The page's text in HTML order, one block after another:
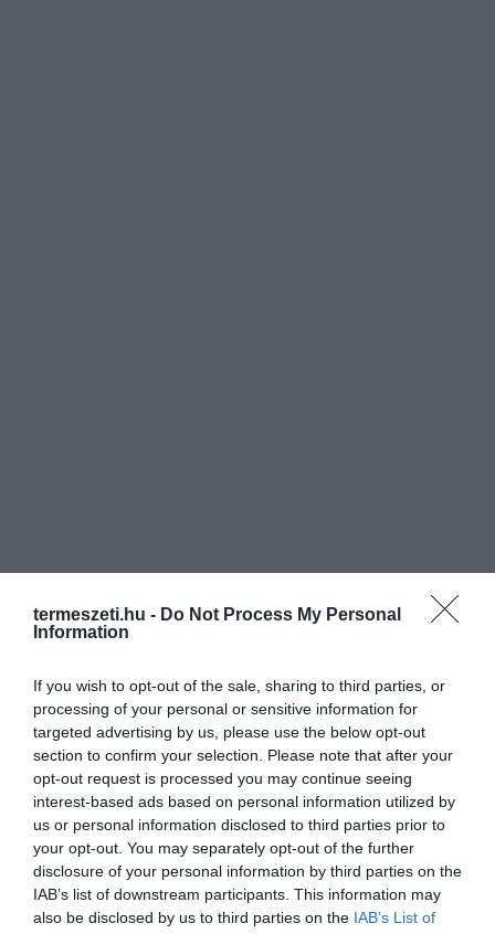
termeszeti.hu - Do Not Process My Personal
Information
If you wish to opt-out of the sale, sharing to third parties, or
processing of your personal or sensitive information for
targeted advertising by us, please use the below opt-out
section to confirm your selection. Please note that after your
opt-out request is processed you may continue seeing
interest-based ads based on personal information utilized by
us or personal information disclosed to third parties prior to
your opt-out. You may separately opt-out of the further
disclosure of your personal information by third parties on the
IAB’s list of downstream participants. This information may
also be disclosed by us to third parties on the IAB’s List of